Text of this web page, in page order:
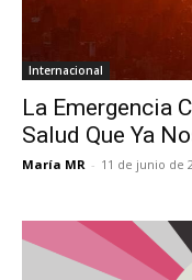
Internacional
La Emergencia
Salud Que Ya
María MR - 11 de junio de